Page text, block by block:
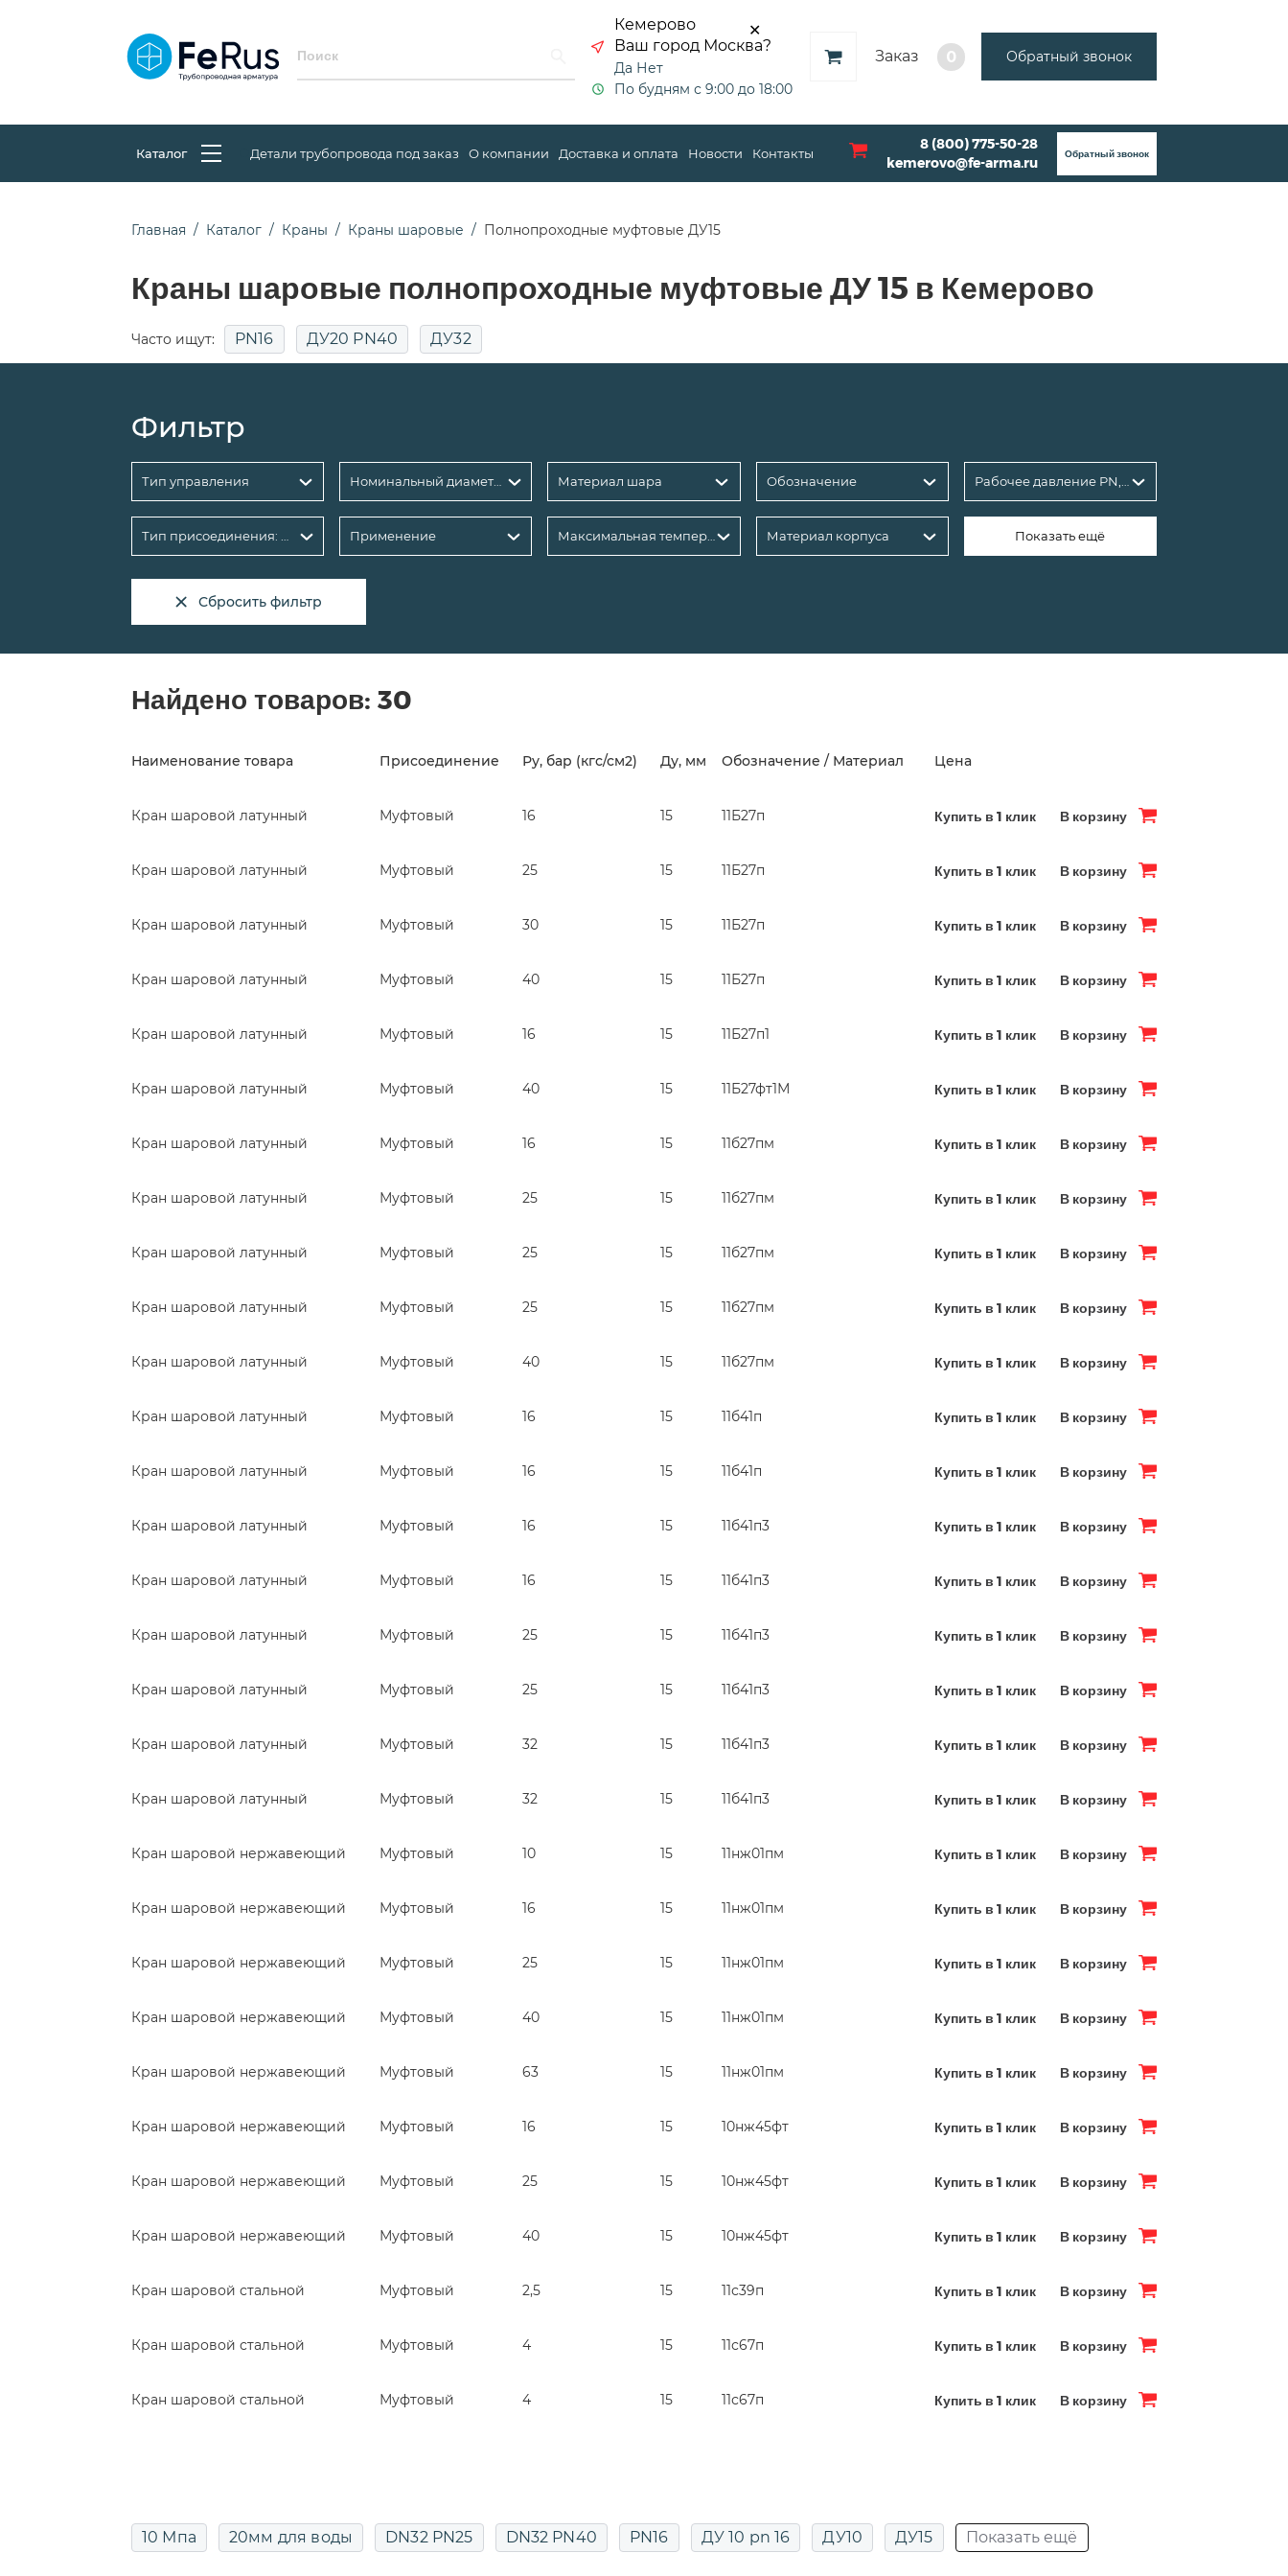
Кемерово
✕
Ваш город Москва?
Да Нет
По будням с 9:00 до 18:00
Заказ 0 Обратный звонок
Каталог Детали трубопровода под заказ О компании Доставка и оплата Новости Контакты
8 (800) 775-50-28
kemerovo@fe-arma.ru
Обратный звонок
Главная Каталог Краны Краны шаровые Полнопроходные муфтовые ДУ15
Краны шаровые полнопроходные муфтовые ДУ 15 в Кемерово
Часто ищут: PN16 ДУ20 PN40 ДУ32
Фильтр
Тип управления Материал шара Обозначение
Применение Материал корпуса Показать ещё
Сбросить фильтр
Найдено товаров: 30
Наименование товара Присоединение Ру, бар (кгс/см2) Ду, мм Обозначение / Материал Цена
Кран шаровой латунный Муфтовый 16 15 11Б27п Купить в 1 клик В корзину
Кран шаровой латунный Муфтовый 25 15 11Б27п Купить в 1 клик В корзину
Кран шаровой латунный Муфтовый 30 15 11Б27п Купить в 1 клик В корзину
Кран шаровой латунный Муфтовый 40 15 11Б27п Купить в 1 клик В корзину
Кран шаровой латунный Муфтовый 16 15 11Б27п1 Купить в 1 клик В корзину
Кран шаровой латунный Муфтовый 40 15 11Б27фт1М Купить в 1 клик В корзину
Кран шаровой латунный Муфтовый 16 15 11б27пм Купить в 1 клик В корзину
Кран шаровой латунный Муфтовый 25 15 11б27пм Купить в 1 клик В корзину
Кран шаровой латунный Муфтовый 25 15 11б27пм Купить в 1 клик В корзину
Кран шаровой латунный Муфтовый 25 15 11б27пм Купить в 1 клик В корзину
Кран шаровой латунный Муфтовый 40 15 11б27пм Купить в 1 клик В корзину
Кран шаровой латунный Муфтовый 16 15 11б41п Купить в 1 клик В корзину
Кран шаровой латунный Муфтовый 16 15 11б41п Купить в 1 клик В корзину
Кран шаровой латунный Муфтовый 16 15 11б41п3 Купить в 1 клик В корзину
Кран шаровой латунный Муфтовый 16 15 11б41п3 Купить в 1 клик В корзину
Кран шаровой латунный Муфтовый 25 15 11б41п3 Купить в 1 клик В корзину
Кран шаровой латунный Муфтовый 25 15 11б41п3 Купить в 1 клик В корзину
Кран шаровой латунный Муфтовый 32 15 11б41п3 Купить в 1 клик В корзину
Кран шаровой латунный Муфтовый 32 15 11б41п3 Купить в 1 клик В корзину
Кран шаровой нержавеющий Муфтовый 10 15 11нж01пм Купить в 1 клик В корзину
Кран шаровой нержавеющий Муфтовый 16 15 11нж01пм Купить в 1 клик В корзину
Кран шаровой нержавеющий Муфтовый 25 15 11нж01пм Купить в 1 клик В корзину
Кран шаровой нержавеющий Муфтовый 40 15 11нж01пм Купить в 1 клик В корзину
Кран шаровой нержавеющий Муфтовый 63 15 11нж01пм Купить в 1 клик В корзину
Кран шаровой нержавеющий Муфтовый 16 15 10нж45фт Купить в 1 клик В корзину
Кран шаровой нержавеющий Муфтовый 25 15 10нж45фт Купить в 1 клик В корзину
Кран шаровой нержавеющий Муфтовый 40 15 10нж45фт Купить в 1 клик В корзину
Кран шаровой стальной Муфтовый 2,5 15 11с39п Купить в 1 клик В корзину
Кран шаровой стальной Муфтовый 4 15 11с67п Купить в 1 клик В корзину
Кран шаровой стальной Муфтовый 4 15 11с67п Купить в 1 клик В корзину
10 Мпа 20мм для воды DN32 PN25 DN32 PN40 PN16 ДУ 10 pn 16 ДУ10 ДУ15 Показать ещё